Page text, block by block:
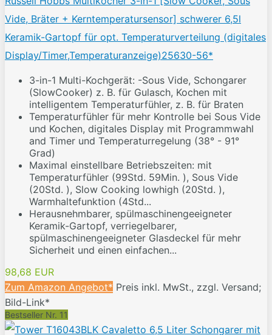
Vide, Bräter + Kerntemperatursensor] schwerer 6,5l
Keramik-Gartopf für opt. Temperaturverteilung (digitales
Display/Timer,Temperaturanzeige)25630-56*
3-in-1 Multi-Kochgerät: -Sous Vide, Schongarer
(SlowCooker) z. B. für Gulasch, Kochen mit
intelligentem Temperaturfühler, z. B. für Braten
Temperaturfühler für mehr Kontrolle bei Sous Vide
und Kochen, digitales Display mit Programmwahl
and Timer und Temperaturregelung (38° - 91°
Grad)
Maximal einstellbare Betriebszeiten: mit
Temperaturfühler (99Std. 59Min. ), Sous Vide
(20Std. ), Slow Cooking lowhigh (20Std. ),
Warmhaltefunktion (4Std...
Herausnehmbarer, spülmaschinengeeigneter
Keramik-Gartopf, verriegelbarer,
spülmaschinengeeigneter Glasdeckel für mehr
Sicherheit und einen einfachen...
98,68 EUR
Zum Amazon Angebot* Preis inkl. MwSt., zzgl. Versand;
Bild-Link*
Bestseller Nr. 11